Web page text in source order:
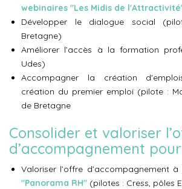
webinaires "Les Midis de
Développer le dialogue social
Bretagne)
Améliorer l’accès à la formation
Udes)
Accompagner la création
création du premier emploi (pilote :
de Bretagne
Consolider et valoriser
d’accompagnement pour
Valoriser l’offre d’accompagnement à
"Panorama RH" (pilotes : Cress, pôles